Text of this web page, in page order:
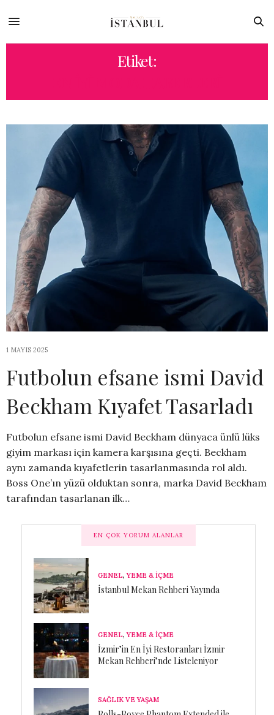
Etiket:
1 MAYIS 2025
Futbolun efsane ismi David
Beckham Kıyafet Tasarladı
Futbolun efsane ismi David Beckham dünyaca ünlü lüks
giyim markası için kamera karşısına geçti. Beckham
aynı zamanda kıyafetlerin tasarlanmasında rol aldı.
Boss One’ın yüzü olduktan sonra, marka David Beckham
tarafından tasarlanan ilk…
EN ÇOK YORUM ALANLAR
GENEL, YEME & İÇME
İstanbul Mekan Rehberi Yayında
GENEL, YEME & İÇME
İzmir’in En İyi Restoranları İzmir
Mekan Rehberi’nde Listeleniyor
SAĞLIK VE YAŞAM